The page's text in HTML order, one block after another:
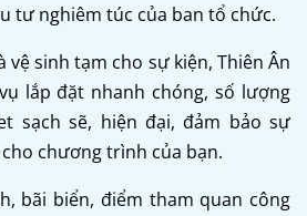
tư nghiêm túc của ban tổ chức.
vệ sinh tạm cho sự kiện, Thiên Ân
lắp đặt nhanh chóng, số lượng
sạch sẽ, hiện đại, đảm bảo sự
chương trình của bạn.
bãi biển, điểm tham quan công